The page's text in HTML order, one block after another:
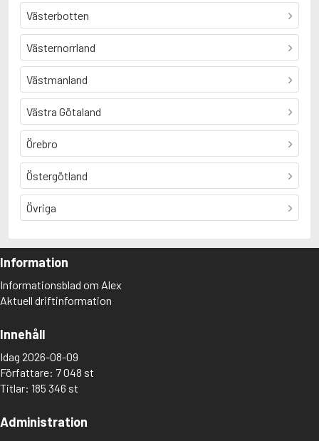
Västerbotten
Västernorrland
Västmanland
Västra Götaland
Örebro
Östergötland
Övriga
Information
Informationsblad om Alex
Aktuell driftinformation
Innehåll
Idag 2026-08-09
Författare: 7 048 st
Titlar: 185 346 st
Administration